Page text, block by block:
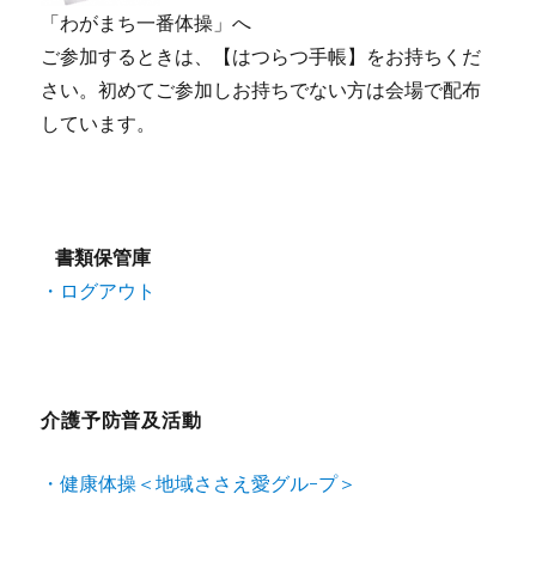
「わがまち一番体操」へ
ご参加するときは、【はつらつ手帳】をお持ちくだ
さい。初めてご参加しお持ちでない方は会場で配布
しています。
書類保管庫
・ログアウト
介護予防普及活動
・健康体操＜地域ささえ愛グル-プ＞